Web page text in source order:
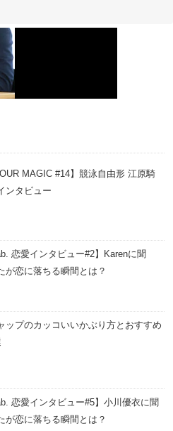
MAGIC #14】競泳自由形 江原騎
ンタビュー
恋愛インタビュー#2】Karenに聞
が恋に落ちる瞬間とは？
ップのカッコいいかぶり方とおすすめ
恋愛インタビュー#5】小川優衣に聞
が恋に落ちる瞬間とは？